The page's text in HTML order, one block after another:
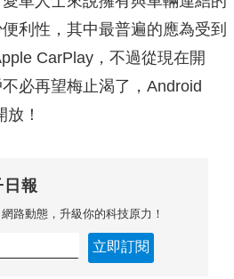
利性，其中最普遍的應為受到
CarPlay，不過從現在開
必再望梅止渴了，Android
！
報
路動態，升級你的科技原力！
立即訂閱